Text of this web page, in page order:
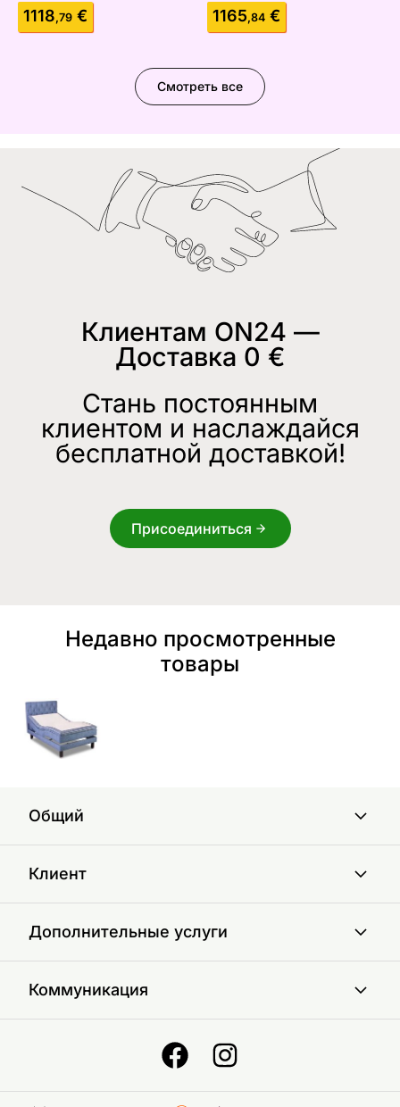
1118,79 € 1165,84 €
Смотреть все
Клиентам ON24 —
Доставка 0 €
Стань постоянным
клиентом и наслаждайся
бесплатной доставкой!
Присоединиться
Недавно просмотренные
товары
Общий
Клиент
Дополнительные услуги
Коммуникация